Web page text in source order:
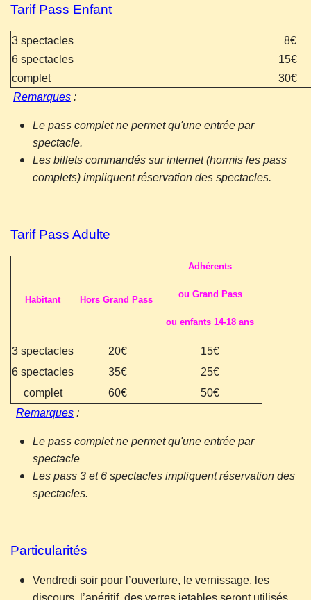
Tarif Pass Enfant
3 spectacles
8€
6 spectacles
15€
complet
30€
Remarques :
Le pass complet ne permet qu'une entrée par
spectacle.
Les billets commandés sur internet (hormis les pass
complets) impliquent réservation des spectacles.
Tarif Pass Adulte
Habitant Hors Grand Pass
Adhérents
ou Grand Pass
ou enfants 14-18 ans
3 spectacles 20€
15€
6 spectacles
35€
25€
complet
60€
50€
Remarques :
Le pass complet ne permet qu'une entrée par
spectacle
Les pass 3 et 6 spectacles impliquent réservation des
spectacles.
Particularités
Vendredi soir pour l’ouverture, le vernissage, les
discours, l’apéritif, des verres jetables seront utilisés